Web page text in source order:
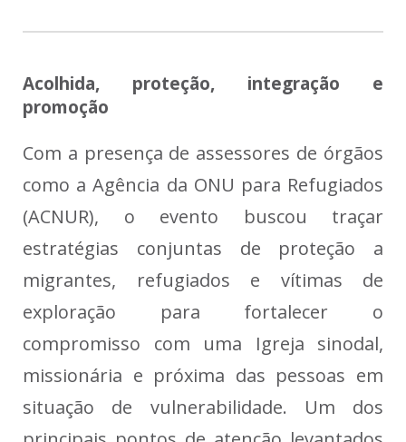
Acolhida, proteção, integração e
promoção
Com a presença de assessores de órgãos
como a Agência da ONU para Refugiados
(ACNUR), o evento buscou traçar
estratégias conjuntas de proteção a
migrantes, refugiados e vítimas de
exploração para fortalecer o
compromisso com uma Igreja sinodal,
missionária e próxima das pessoas em
situação de vulnerabilidade. Um dos